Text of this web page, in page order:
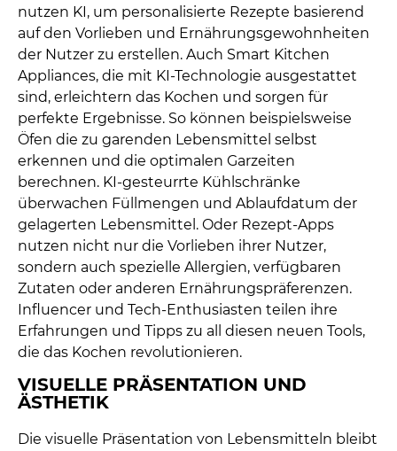
nutzen KI, um personalisierte Rezepte basierend
auf den Vorlieben und Ernährungsgewohnheiten
der Nutzer zu erstellen. Auch Smart Kitchen
Appliances, die mit KI-Technologie ausgestattet
sind, erleichtern das Kochen und sorgen für
perfekte Ergebnisse. So können beispielsweise
Öfen die zu garenden Lebensmittel selbst
erkennen und die optimalen Garzeiten
berechnen. KI-gesteurrte Kühlschränke
überwachen Füllmengen und Ablaufdatum der
gelagerten Lebensmittel. Oder Rezept-Apps
nutzen nicht nur die Vorlieben ihrer Nutzer,
sondern auch spezielle Allergien, verfügbaren
Zutaten oder anderen Ernährungspräferenzen.
Influencer und Tech-Enthusiasten teilen ihre
Erfahrungen und Tipps zu all diesen neuen Tools,
die das Kochen revolutionieren.
VISUELLE PRÄSENTATION UND
ÄSTHETIK
Die visuelle Präsentation von Lebensmitteln bleibt